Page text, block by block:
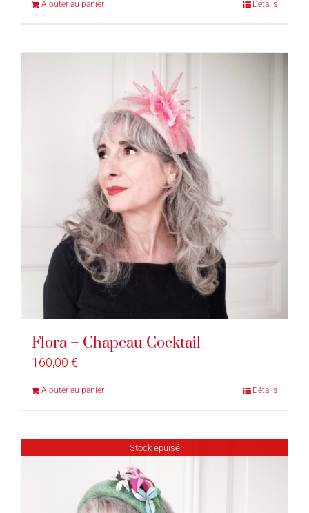
Ajouter au panier Détails
Flora – Chapeau Cocktail
160,00 €
Ajouter au panier Détails
Stock épuisé